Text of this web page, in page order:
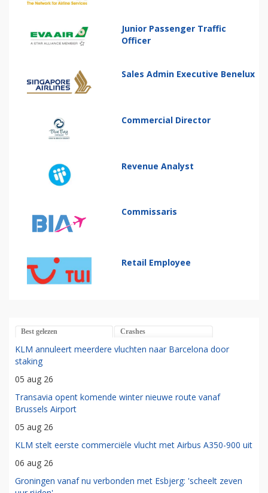
Junior Passenger Traffic
Officer
Sales Admin Executive Benelux
Commercial Director
Revenue Analyst
Commissaris
Retail Employee
Best gelezen Crashes
KLM annuleert meerdere vluchten naar Barcelona door
staking
05 aug 26
Transavia opent komende winter nieuwe route vanaf
Brussels Airport
05 aug 26
KLM stelt eerste commerciële vlucht met Airbus A350-900 uit
06 aug 26
Groningen vanaf nu verbonden met Esbjerg: 'scheelt zeven